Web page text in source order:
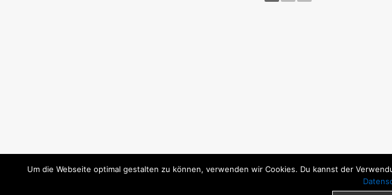
Um die Webseite optimal gestalten zu können, verwenden wir Cookies. Du kannst der